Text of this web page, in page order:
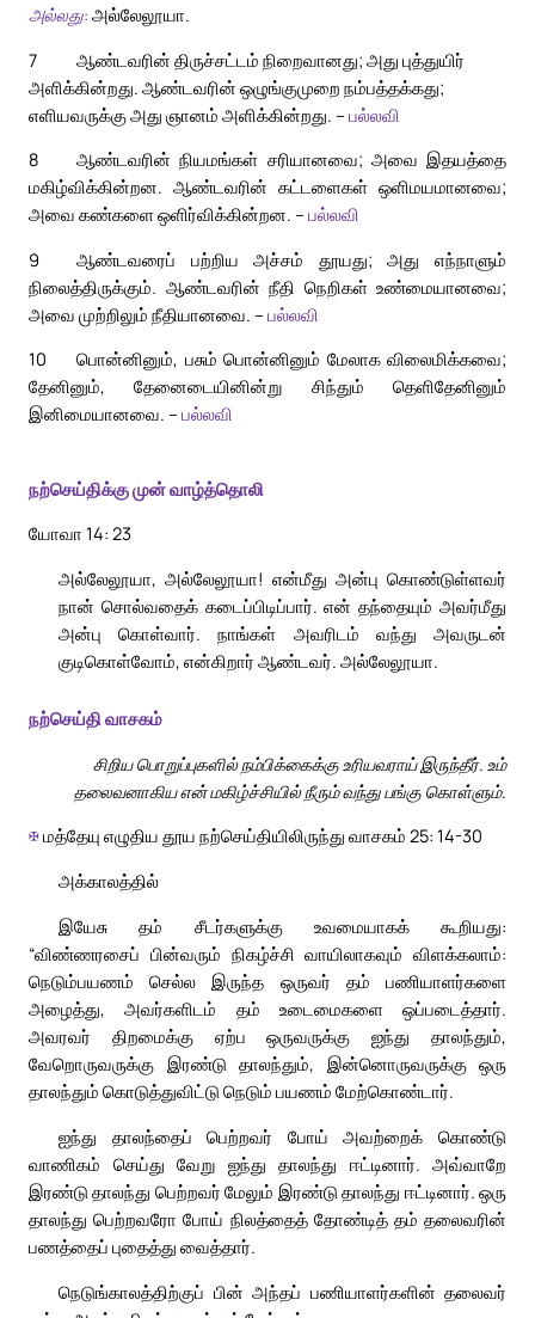
அல்லது: அல்லேலூயா.
7
ஆண்டவரின் திருச்சட்டம் நிறைவானது; அது புத்துயிர்
அளிக்கின்றது. ஆண்டவரின் ஒழுங்குமுறை நம்பத்தக்கது;
எளியவருக்கு அது ஞானம் அளிக்கின்றது. – பல்லவி
8
ஆண்டவரின் நியமங்கள் சரியானவை; அவை இதயத்தை
மகிழ்விக்கின்றன. ஆண்டவரின் கட்டளைகள் ஒளிமயமானவை;
அவை கண்களை ஒளிர்விக்கின்றன. – பல்லவி
9
ஆண்டவரைப் பற்றிய அச்சம் தூயது; அது எந்நாளும்
நிலைத்திருக்கும். ஆண்டவரின் நீதி நெறிகள் உண்மையானவை;
அவை முற்றிலும் நீதியானவை. – பல்லவி
10
பொன்னினும், பசும் பொன்னினும் மேலாக விலைமிக்கவை;
தேனினும், தேனைடையினின்று சிந்தும் தெளிதேனினும்
இனிமையானவை. – பல்லவி
நற்செய்திக்கு முன் வாழ்த்தொலி
யோவா 14: 23
அல்லேலூயா, அல்லேலூயா! என்மீது அன்பு கொண்டுள்ளவர்
நான் சொல்வதைக் கடைப்பிடிப்பார். என் தந்தையும் அவர்மீது
அன்பு கொள்வார். நாங்கள் அவரிடம் வந்து அவருடன்
குடிகொள்வோம், என்கிறார் ஆண்டவர். அல்லேலூயா.
நற்செய்தி வாசகம்
சிறிய பொறுப்புகளில் நம்பிக்கைக்கு உரியவராய் இருந்தீர். உம்
தலைவனாகிய என் மகிழ்ச்சியில் நீரும் வந்து பங்கு கொள்ளும்.
✠மத்தேயு எழுதிய தூய நற்செய்தியிலிருந்து வாசகம் 25: 14-30
அக்காலத்தில்
இயேசு தம் சீடர்களுக்கு உவமையாகக் கூறியது:
“விண்ணரசைப் பின்வரும் நிகழ்ச்சி வாயிலாகவும் விளக்கலாம்:
நெடும்பயணம் செல்ல இருந்த ஒருவர் தம் பணியாளர்களை
அழைத்து, அவர்களிடம் தம் உடைமைகளை ஒப்படைத்தார்.
அவரவர் திறமைக்கு ஏற்ப ஒருவருக்கு ஐந்து தாலந்தும்,
வேறொருவருக்கு இரண்டு தாலந்தும், இன்னொருவருக்கு ஒரு
தாலந்தும் கொடுத்துவிட்டு நெடும் பயணம் மேற்கொண்டார்.
ஐந்து தாலந்தைப் பெற்றவர் போய் அவற்றைக் கொண்டு
வாணிகம் செய்து வேறு ஐந்து தாலந்து ஈட்டினார். அவ்வாறே
இரண்டு தாலந்து பெற்றவர் மேலும் இரண்டு தாலந்து ஈட்டினார். ஒரு
தாலந்து பெற்றவரோ போய் நிலத்தைத் தோண்டித் தம் தலைவரின்
பணத்தைப் புதைத்து வைத்தார்.
நெடுங்காலத்திற்குப் பின் அந்தப் பணியாளர்களின் தலைவர்